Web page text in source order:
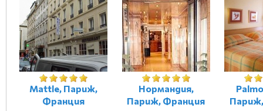
Mattle, Париж,
Франция
Нормандия,
Париж, Франция